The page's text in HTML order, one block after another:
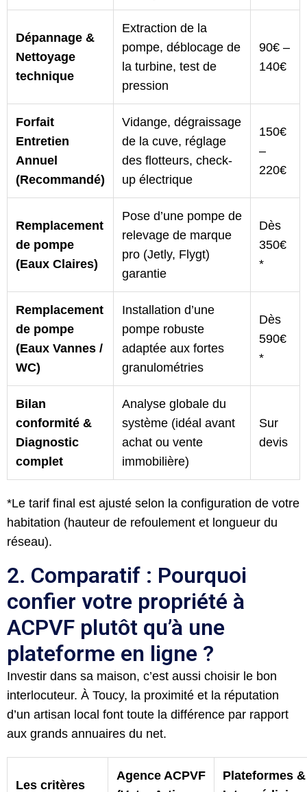
Dépannage &
Nettoyage
technique
Extraction de la
pompe, déblocage de
la turbine, test de
pression
90€ –
140€
Forfait
Entretien
Annuel
(Recommandé)
Vidange, dégraissage
de la cuve, réglage
des flotteurs, check-
up électrique
150€
–
220€
Remplacement
de pompe
(Eaux Claires)
Pose d’une pompe de
relevage de marque
pro (Jetly, Flygt)
garantie
Dès
350€
*
Remplacement
de pompe
(Eaux Vannes /
WC)
Installation d’une
pompe robuste
adaptée aux fortes
granulométries
Dès
590€
*
Bilan
conformité &
Diagnostic
complet
Analyse globale du
système (idéal avant
achat ou vente
immobilière)
Sur
devis
*Le tarif final est ajusté selon la configuration de votre
habitation (hauteur de refoulement et longueur du
réseau).
2. Comparatif : Pourquoi
confier votre propriété à
ACPVF plutôt qu’à une
plateforme en ligne ?
Investir dans sa maison, c’est aussi choisir le bon
interlocuteur. À Toucy, la proximité et la réputation
d’un artisan local font toute la différence par rapport
aux grands annuaires du net.
Les critères
Agence ACPVF
Plateformes &